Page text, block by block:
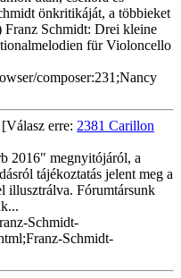
önkritikáját, a többieket
Schmidt: Drei kleine
für Violoncello
composer:231;Nancy
[Válasz erre: 2381 Carillon
2016" megnyitójáról, a
tájékoztatás jelent meg a
illusztrálva. Fórumtársunk
Schmidt-
Schmidt-